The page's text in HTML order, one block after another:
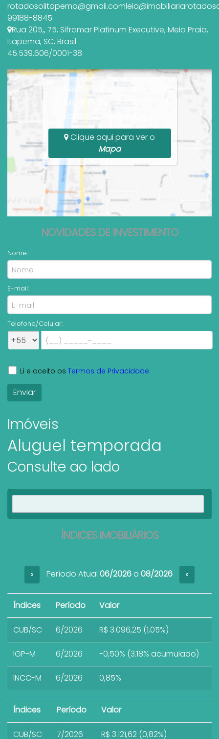
rotadosolitapema@gmail.com
99188-8845
Rua 205,, 75, Siframar Platinum Executive, Meia Praia,
Itapema, SC, Brasil
45.539.606/0001-38
Av Nereu Ramos, 4077, Sala
09, Meia Praia, Itapema, SC,
Santa Catarina, Brasil
Clique aqui para ver o
Mapa
NOVIDADES DE INVESTIMENTO
Nome:
E-mail:
Telefone/Celular:
Li e aceito os Termos de Privacidade
Imóveis
Aluguel temporada
Consulte ao lado
ÍNDICES IMOBILIÁRIOS
« Período Atual 06/2026a 08/2026 »
Índices Período Valor
CUB/SC 6/2026 R$ 3.096,25 (1,05%)
IGP-M 6/2026 -0,50% (3.18% acumulado)
INCC-M 6/2026 0,85%
Índices Período Valor
CUB/SC 7/2026 R$ 3.121,62 (0,82%)